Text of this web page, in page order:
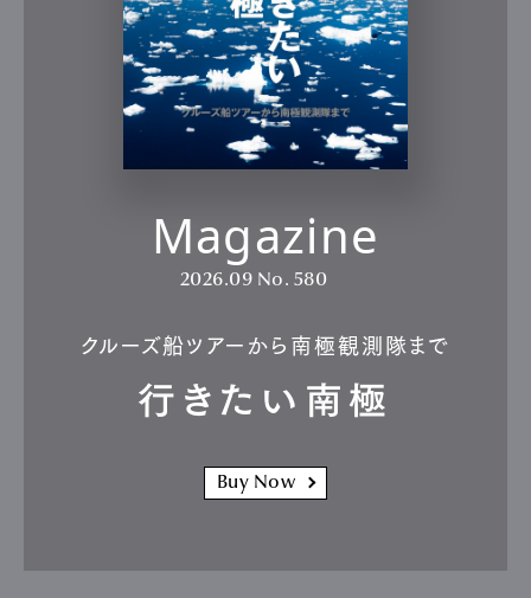
Magazine
2026.09 No. 580
クルーズ船ツアーから南極観測隊まで
行きたい南極
Buy Now